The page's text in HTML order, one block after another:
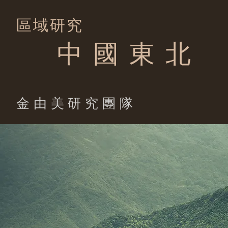
區域研究
中 國 東 北
​金由美研究團隊